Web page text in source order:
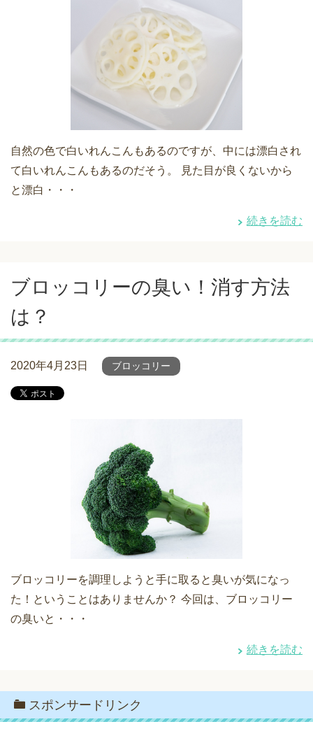
自然の色で白いれんこんもあるのですが、中には漂白され
て白いれんこんもあるのだそう。 見た目が良くないから
と漂白・・・
続きを読む
ブロッコリーの臭い！消す方法
は？
2020年4月23日 ブロッコリー
ブロッコリーを調理しようと手に取ると臭いが気になっ
た！ということはありませんか？ 今回は、ブロッコリー
の臭いと・・・
続きを読む
スポンサードリンク